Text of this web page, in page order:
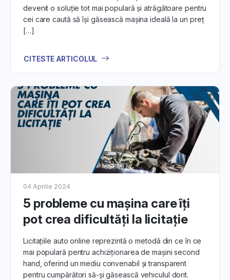
devenit o soluție tot mai populară și atrăgătoare pentru
cei care caută să își găsească mașina ideală la un preț
[…]
CITESTE ARTICOLUL
04 Aprilie 2024
5 probleme cu mașina care îți
pot crea dificultăți la licitație
Licitațiile auto online reprezintă o metodă din ce în ce
mai populară pentru achiziționarea de mașini second
hand, oferind un mediu convenabil și transparent
pentru cumpărători să-și găsească vehiculul dorit.